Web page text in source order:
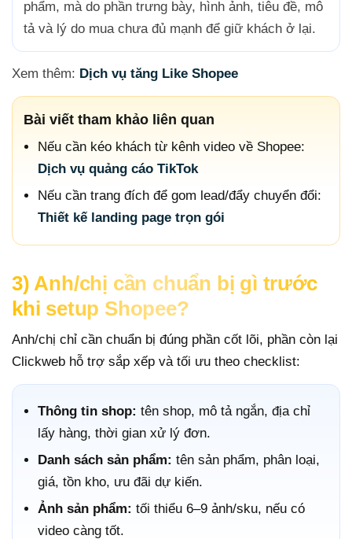
phẩm, mà do phần trưng bày, hình ảnh, tiêu đề, mô
tả và lý do mua chưa đủ mạnh để giữ khách ở lại.
Xem thêm: Dịch vụ tăng Like Shopee
Bài viết tham khảo liên quan
Nếu cần kéo khách từ kênh video về Shopee:
Dịch vụ quảng cáo TikTok
Nếu cần trang đích để gom lead/đẩy chuyển đổi:
Thiết kế landing page trọn gói
3) Anh/chị cần chuẩn bị gì trước
khi setup Shopee?
Anh/chị chỉ cần chuẩn bị đúng phần cốt lõi, phần còn lại
Clickweb hỗ trợ sắp xếp và tối ưu theo checklist:
Thông tin shop: tên shop, mô tả ngắn, địa chỉ
lấy hàng, thời gian xử lý đơn.
Danh sách sản phẩm: tên sản phẩm, phân loại,
giá, tồn kho, ưu đãi dự kiến.
Ảnh sản phẩm: tối thiểu 6–9 ảnh/sku, nếu có
video càng tốt.